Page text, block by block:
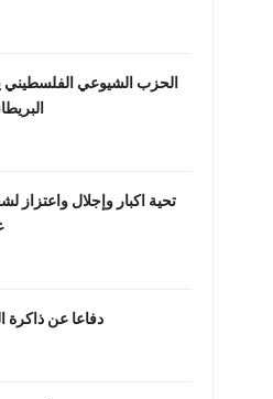
الحزب الشيوعي الفلسطيني
تحية اكبار وإجلال واعتزاز
دفاعا عن